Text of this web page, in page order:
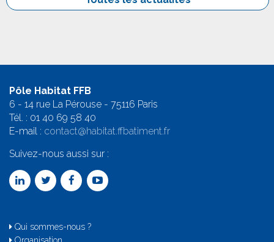
Pôle Habitat FFB
6 - 14 rue La Pérouse - 75116 Paris
Tél. : 01 40 69 58 40
E-mail : contact@habitat.ffbatiment.fr
Suivez-nous aussi sur :
Qui sommes-nous ?